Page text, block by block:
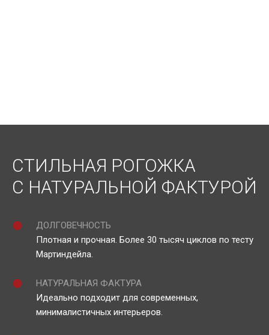
СТИЛЬНАЯ РОГОЖКА
С НАТУРАЛЬНОЙ ФАКТУРОЙ
ДОЛГОВЕЧНОСТЬ
Плотная и прочная. Более 30 тысяч циклов по тесту
Мартиндейла.
НАТУРАЛЬНАЯ ФАКТУРА
Идеально подходит для современных,
минималистичных интерьеров.